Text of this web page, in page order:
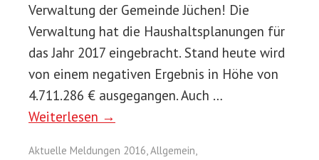
Verwaltung der Gemeinde Jüchen! Die
Verwaltung hat die Haushaltsplanungen für
das Jahr 2017 eingebracht. Stand heute wird
von einem negativen Ergebnis in Höhe von
4.711.286 € ausgegangen. Auch …
Weiterlesen →
Aktuelle Meldungen 2016,Allgemein,